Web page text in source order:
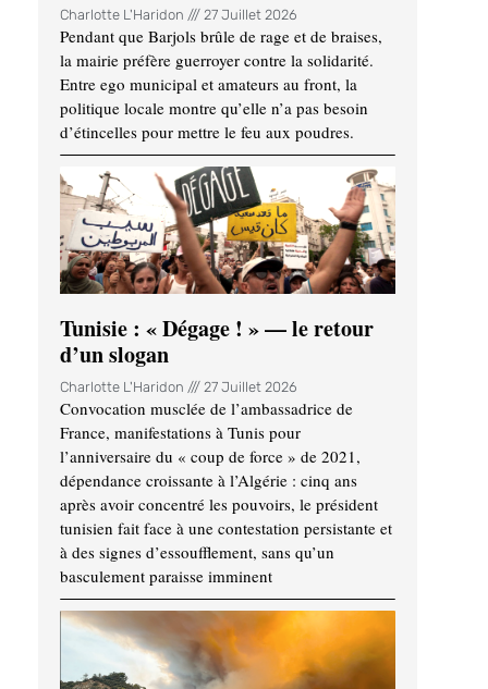
Charlotte L'Haridon 27 Juillet 2026
Pendant que Barjols brûle de rage et de braises,
la mairie préfère guerroyer contre la solidarité.
Entre ego municipal et amateurs au front, la
politique locale montre qu’elle n’a pas besoin
d’étincelles pour mettre le feu aux poudres.
Tunisie : « Dégage ! » — le retour
d’un slogan
Charlotte L'Haridon 27 Juillet 2026
Convocation musclée de l’ambassadrice de
France, manifestations à Tunis pour
l’anniversaire du « coup de force » de 2021,
dépendance croissante à l’Algérie : cinq ans
après avoir concentré les pouvoirs, le président
tunisien fait face à une contestation persistante et
à des signes d’essoufflement, sans qu’un
basculement paraisse imminent